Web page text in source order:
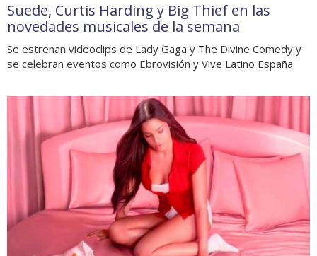
Suede, Curtis Harding y Big Thief en las
novedades musicales de la semana
Se estrenan videoclips de Lady Gaga y The Divine Comedy y
se celebran eventos como Ebrovisión y Vive Latino España